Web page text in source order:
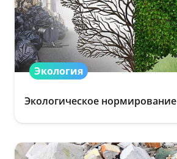
Экология
Экологическое нормирование